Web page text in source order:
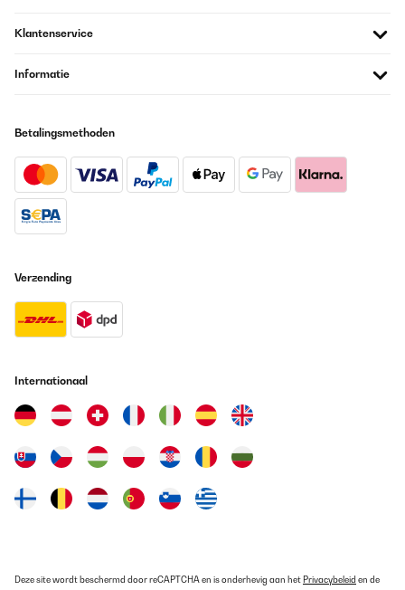
vorheriger nach langer Nutzung kaputt gegangen ist.Er passt
selbsterklärend. Insgesamt ein Produkt, das einem das Kochen
Dämpfen muss man den Wassertank häufig wechseln, was
Amazon-Benutzer
Vertaal
Estoy enamorada de esta freidora. He usado varias y me
encanta. Me gusta mucho el diseño que tiene. Es super bonita y
bastante grande, si necesitas hacer grandes cantidades va
para poder hacer cositas al vapor, te ahorra tener que
olla. Te permite precalentar, calentar... Hasta hacer palomitas. He
probado hasta asar pollo y funciona perfectamente. La verdad
congelados como nuggets o patatas, también carne y pescado.
Me estoy ahorrando hacer muchas cosas a la plancha o fritas
bandejita para recoger las gotas que puedan caer al cocinar
para que no se queden al fondo de la bandeja.
Klantenservice
Informatie
Betalingsmethoden
Verzending
Internationaal
Deze site wordt beschermd door reCAPTCHA en is onderhevig aan het Privacybeleid en de